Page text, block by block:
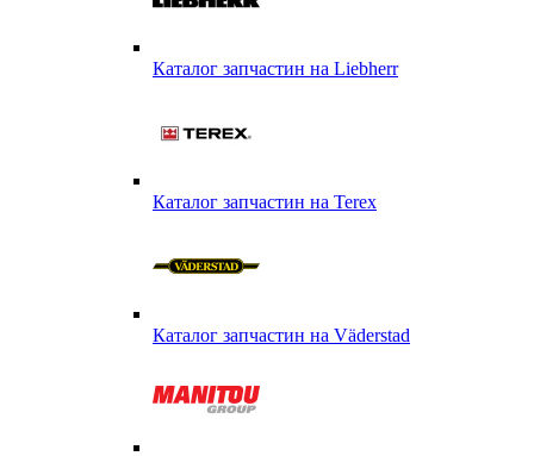
Каталог запчастин на Liebherr
Каталог запчастин на Terex
Каталог запчастин на Väderstad